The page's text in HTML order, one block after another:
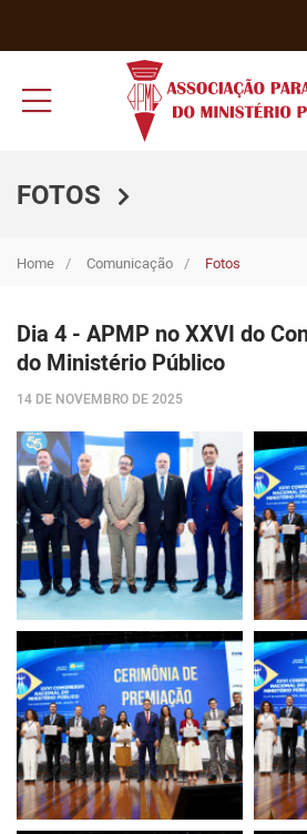
FOTOS
Home Comunicação Fotos
Dia 4 - APMP no XXVI do
do Ministério Público
14 DE NOVEMBRO DE 2025